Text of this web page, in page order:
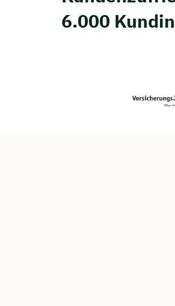
6.000